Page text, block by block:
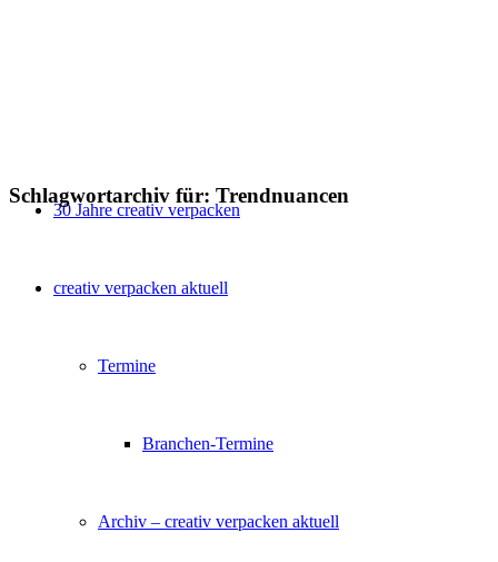
30 Jahre creativ verpacken
creativ verpacken aktuell
Termine
Branchen-Termine
Archiv – creativ verpacken aktuell
Schlagwortarchiv für: Trendnuancen